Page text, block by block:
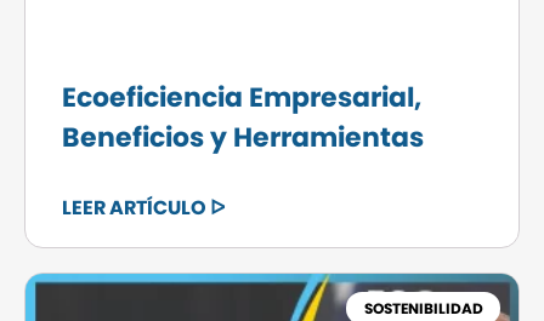
Ecoeficiencia Empresarial,
Beneficios y Herramientas
LEER ARTÍCULO ᐅ
SOSTENIBILIDAD